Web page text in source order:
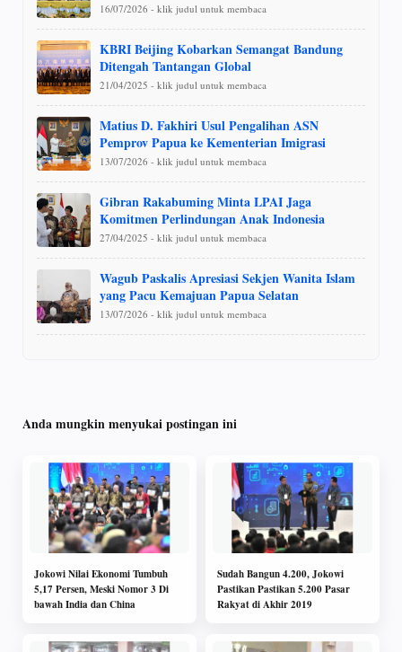
16/07/2026 - klik judul untuk membaca
KBRI Beijing Kobarkan Semangat Bandung
Ditengah Tantangan Global
21/04/2025 - klik judul untuk membaca
Matius D. Fakhiri Usul Pengalihan ASN
Pemprov Papua ke Kementerian Imigrasi
13/07/2026 - klik judul untuk membaca
Gibran Rakabuming Minta LPAI Jaga
Komitmen Perlindungan Anak Indonesia
27/04/2025 - klik judul untuk membaca
Wagub Paskalis Apresiasi Sekjen Wanita Islam
yang Pacu Kemajuan Papua Selatan
13/07/2026 - klik judul untuk membaca
Anda mungkin menyukai postingan ini
Jokowi Nilai Ekonomi Tumbuh
5,17 Persen, Meski Nomor 3 Di
bawah India dan China
Sudah Bangun 4.200, Jokowi
Pastikan Pastikan 5.200 Pasar
Rakyat di Akhir 2019